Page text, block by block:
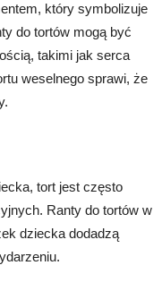
który symbolizuje
do tortów mogą być
takimi jak serca
weselnego sprawi, że
tort jest często
Ranty do tortów w
dziecka dodadzą